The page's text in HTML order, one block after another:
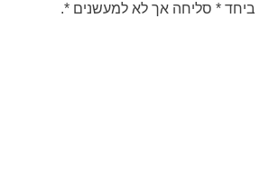
ביחד * סליחה אך לא למעשנים *.